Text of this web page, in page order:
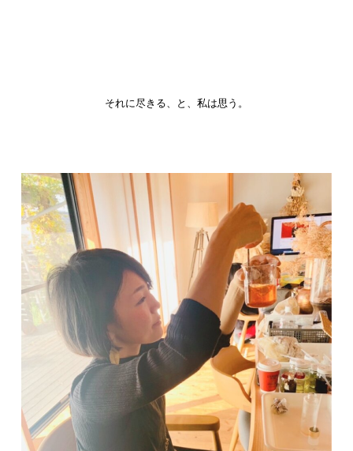
それに尽きる、と、私は思う。